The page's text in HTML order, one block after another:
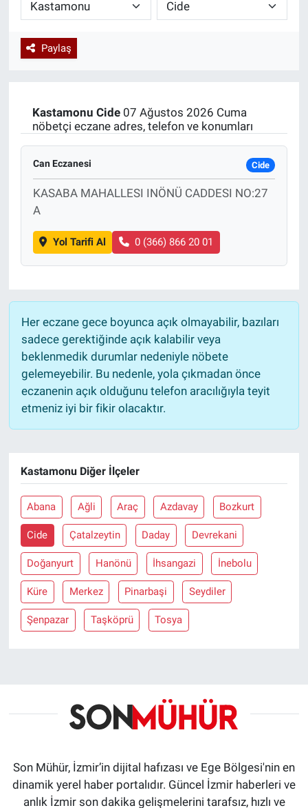
Paylaş
Kastamonu Cide07 Ağustos 2026 Cuma
nöbetçi eczane adres, telefon ve konumları
Can Eczanesi Cide
KASABA MAHALLESI INÖNÜ CADDESI NO:27
A
Yol Tarifi Al 0 (366) 866 20 01
Her eczane gece boyunca açık olmayabilir, bazıları
sadece gerektiğinde açık kalabilir veya
beklenmedik durumlar nedeniyle nöbete
gelemeyebilir. Bu nedenle, yola çıkmadan önce
eczanenin açık olduğunu telefon aracılığıyla teyit
etmeniz iyi bir fikir olacaktır.
Kastamonu Diğer İlçeler
Abana Ağli Araç Azdavay Bozkurt
Cide Çatalzeytin Daday Devrekani
Doğanyurt Hanönü İhsangazi İnebolu
Küre Merkez Pinarbaşi Seydiler
Şenpazar Taşköprü Tosya
Son Mühür, İzmir’in dijital hafızası ve Ege Bölgesi'nin en
dinamik yerel haber portalıdır. Güncel İzmir haberleri ve
anlık İzmir son dakika gelişmelerini tarafsız, hızlı ve